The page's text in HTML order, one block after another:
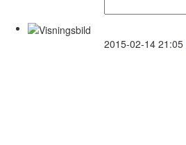
2015-02-14 21:05